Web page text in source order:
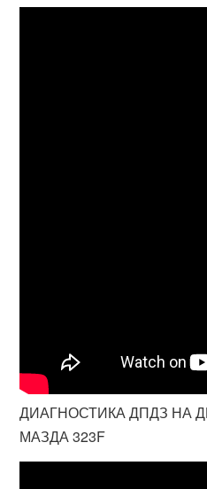
ДИАГНОСТИКА ДПДЗ НА
МАЗДА 323F